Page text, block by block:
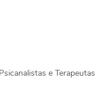
e Terapeutas